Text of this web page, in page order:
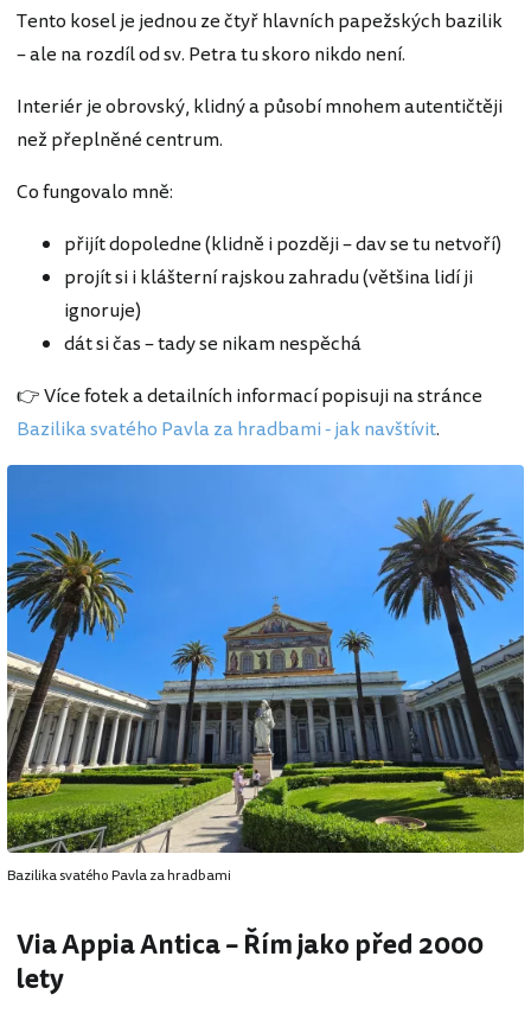
Tento kosel je jednou ze čtyř hlavních papežských bazilik
– ale na rozdíl od sv. Petra tu skoro nikdo není.
Interiér je obrovský, klidný a působí mnohem autentičtěji
než přeplněné centrum.
Co fungovalo mně:
přijít dopoledne (klidně i později – dav se tu netvoří)
projít si i klášterní rajskou zahradu (většina lidí ji
ignoruje)
dát si čas – tady se nikam nespěchá
👉 Více fotek a detailních informací popisuji na stránce
Bazilika svatého Pavla za hradbami - jak navštívit.
Bazilika svatého Pavla za hradbami
Via Appia Antica – Řím jako před 2000
lety